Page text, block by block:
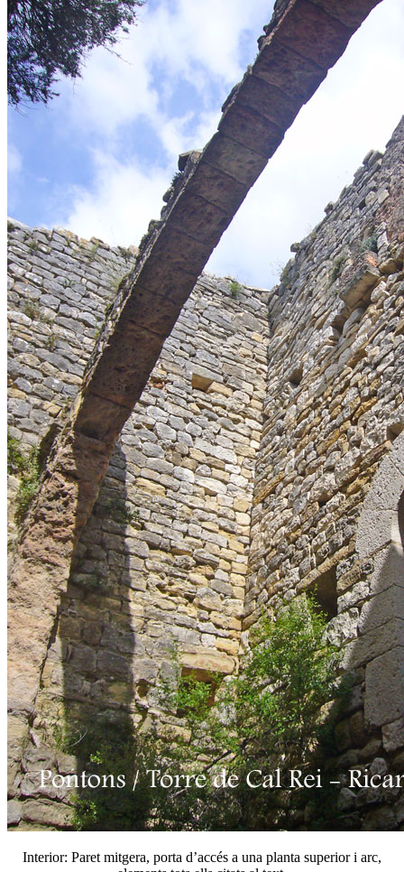
Interior: Paret mitgera, porta d’accés a una planta superior i arc,